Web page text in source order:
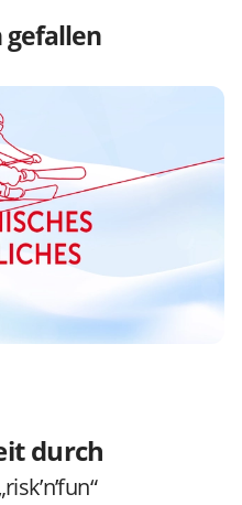
gefallen
durch